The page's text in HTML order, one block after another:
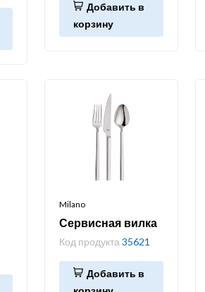
Добавить в
корзину
Milano
Сервисная вилка
Код продукта35621
Добавить в